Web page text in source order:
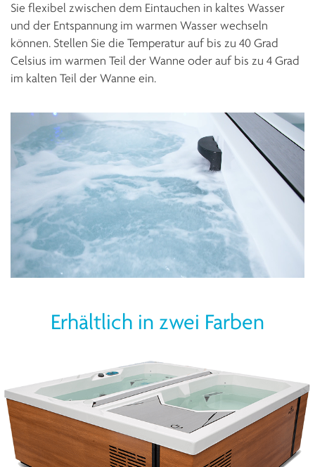
Sie flexibel zwischen dem Eintauchen in kaltes Wasser
und der Entspannung im warmen Wasser wechseln
können. Stellen Sie die Temperatur auf bis zu 40 Grad
Celsius im warmen Teil der Wanne oder auf bis zu 4 Grad
im kalten Teil der Wanne ein.
Erhältlich in zwei Farben